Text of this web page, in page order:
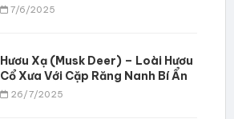
7/6/2025
Hươu Xạ (Musk Deer) – Loài Hươu
Cổ Xưa Với Cặp Răng Nanh Bí Ẩn
26/7/2025